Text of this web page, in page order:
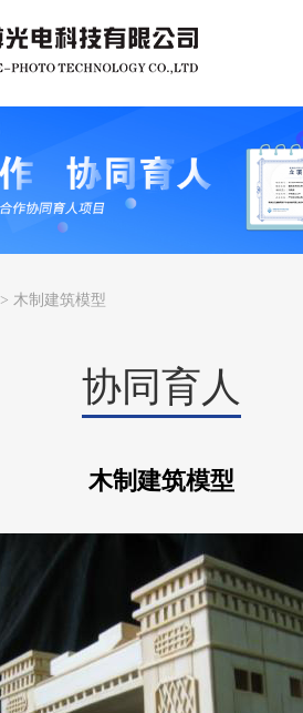
> 木制建筑模型
协同育人
木制建筑模型